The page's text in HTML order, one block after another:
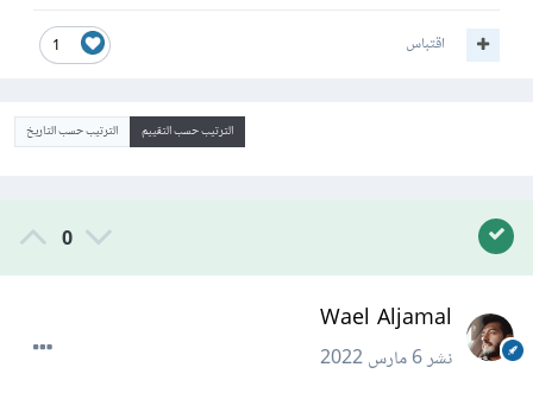
1 اقتباس
الترتيب حسب التقييم الترتيب حسب التاريخ
0
Wael Aljamal
نشر6 مارس 2022